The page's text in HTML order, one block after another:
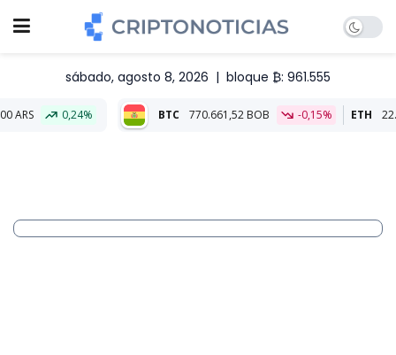
sábado, agosto 8, 2026 | bloque ₿: 961.555
BTC 770.661,52 BOB -0,15% ETH 22.755,52 BOB